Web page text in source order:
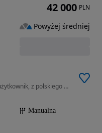
1997 cm3 • 150 KM • Pierwszy i jedyny użytkownik, z polskiego salonu.
Manualna
42 000 PLN
Powyżej średniej